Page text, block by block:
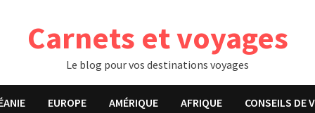
Carnets et voyages
Le blog pour vos destinations voyages
EUROPE AMÉRIQUE AFRIQUE CONSEILS DE